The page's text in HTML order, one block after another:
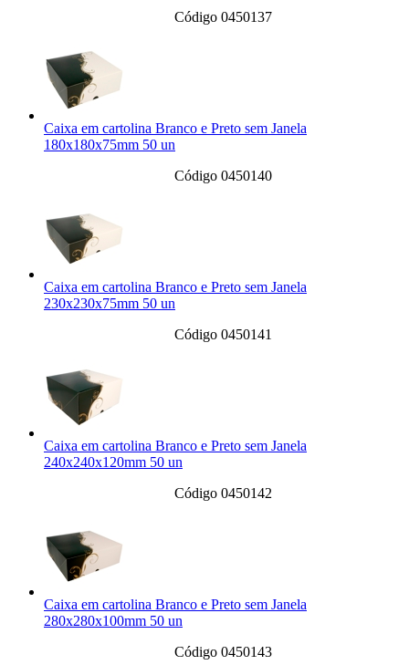
Código 0450137
Caixa em cartolina Branco e Preto sem Janela
180x180x75mm 50 un
Código 0450140
Caixa em cartolina Branco e Preto sem Janela
230x230x75mm 50 un
Código 0450141
Caixa em cartolina Branco e Preto sem Janela
240x240x120mm 50 un
Código 0450142
Caixa em cartolina Branco e Preto sem Janela
280x280x100mm 50 un
Código 0450143